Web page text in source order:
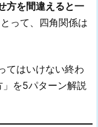
方を間違えると一
って、四角関係は
てはいけない終わ
を5パターン解説